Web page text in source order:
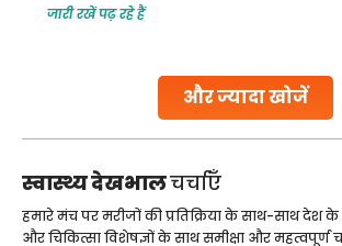
और ज्यादा खोजें
challenges and help couples achieve their
collected, they process the
जारी रखें पढ़ रहे हैं
स्वास्थ्य देखभालचर्चाएँ
हमारे मंच पर मरीजों की प्रतिक्रिया के साथ-साथ देश
और चिकित्सा विशेषज्ञों के साथ समीक्षा और महत्वपूर्ण